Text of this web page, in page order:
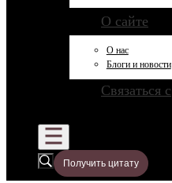
О сайте
О нас
Блоги и новости
Связаться с
Получить цитату